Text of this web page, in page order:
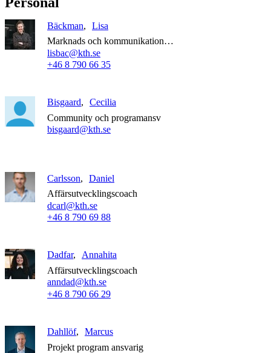
Bäckman
Lisa
Marknads och kommunikationsans
lisbac@kth.se
+46 8 790 66 35
Bisgaard
Cecilia
Community och programansv
bisgaard@kth.se
Carlsson
Daniel
Affärsutvecklingscoach
dcarl@kth.se
+46 8 790 69 88
Dadfar
Annahita
Affärsutvecklingscoach
anndad@kth.se
+46 8 790 66 29
Dahllöf
Marcus
Projekt program ansvarig